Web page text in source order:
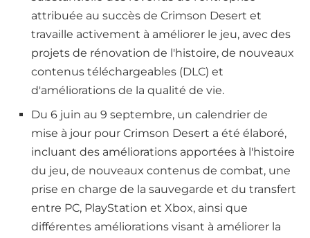
attribuée au succès de Crimson Desert et
travaille activement à améliorer le jeu, avec des
projets de rénovation de l'histoire, de nouveaux
contenus téléchargeables (DLC) et
d'améliorations de la qualité de vie.
Du 6 juin au 9 septembre, un calendrier de
mise à jour pour Crimson Desert a été élaboré,
incluant des améliorations apportées à l'histoire
du jeu, de nouveaux contenus de combat, une
prise en charge de la sauvegarde et du transfert
entre PC, PlayStation et Xbox, ainsi que
différentes améliorations visant à améliorer la